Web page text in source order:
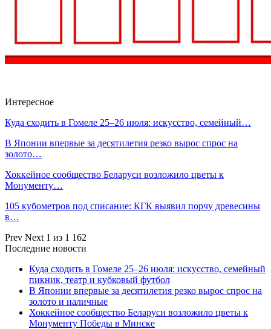
Интересное
Куда сходить в Гомеле 25–26 июля: искусство, семейный…
В Японии впервые за десятилетия резко вырос спрос на
золото…
Хоккейное сообщество Беларуси возложило цветы к
Монументу…
105 кубометров под списание: КГК выявил порчу древесины
в…
Prev Next 1 из 1 162
Последние новости
Куда сходить в Гомеле 25–26 июля: искусство, семейный
пикник, театр и кубковый футбол
В Японии впервые за десятилетия резко вырос спрос на
золото и наличные
Хоккейное сообщество Беларуси возложило цветы к
Монументу Победы в Минске